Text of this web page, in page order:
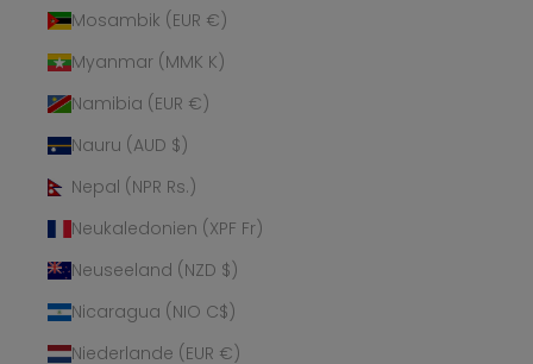
Mosambik (EUR €)
Myanmar (MMK K)
Namibia (EUR €)
Nauru (AUD $)
Nepal (NPR Rs.)
Neukaledonien (XPF Fr)
Neuseeland (NZD $)
Nicaragua (NIO C$)
Niederlande (EUR €)